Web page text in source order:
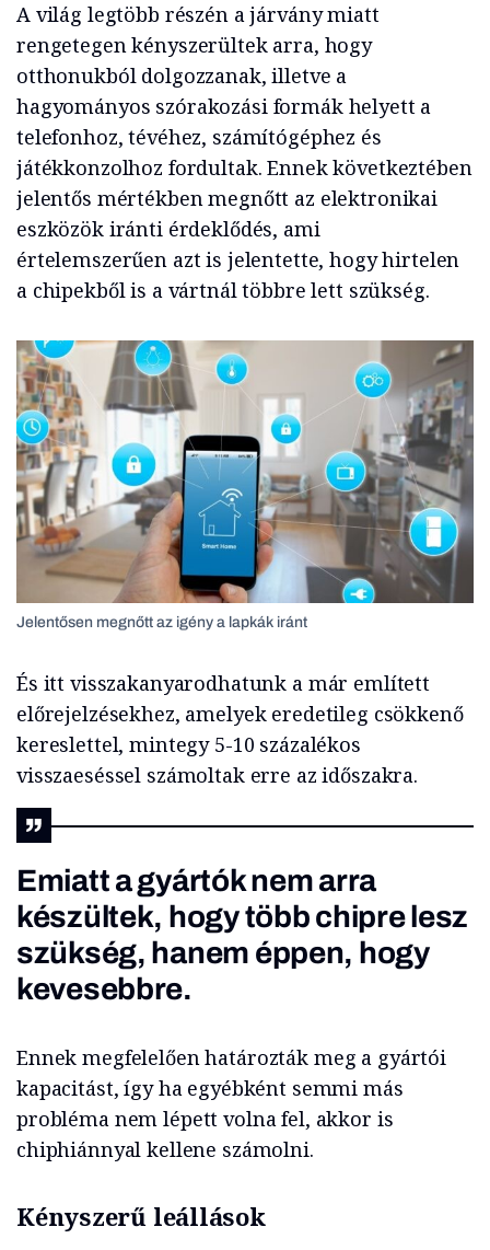
A világ legtöbb részén a járvány miatt
rengetegen kényszerültek arra, hogy
otthonukból dolgozzanak, illetve a
hagyományos szórakozási formák helyett a
telefonhoz, tévéhez, számítógéphez és
játékkonzolhoz fordultak. Ennek következtében
jelentős mértékben megnőtt az elektronikai
eszközök iránti érdeklődés, ami
értelemszerűen azt is jelentette, hogy hirtelen
a chipekből is a vártnál többre lett szükség.
Jelentősen megnőtt az igény a lapkák iránt
És itt visszakanyarodhatunk a már említett
előrejelzésekhez, amelyek eredetileg csökkenő
kereslettel, mintegy 5-10 százalékos
visszaeséssel számoltak erre az időszakra.
Emiatt a gyártók nem arra
készültek, hogy több chipre lesz
szükség, hanem éppen, hogy
kevesebbre.
Ennek megfelelően határozták meg a gyártói
kapacitást, így ha egyébként semmi más
probléma nem lépett volna fel, akkor is
chiphiánnyal kellene számolni.
Kényszerű leállások